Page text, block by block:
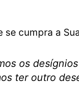
se cumpra a
os
ter outro